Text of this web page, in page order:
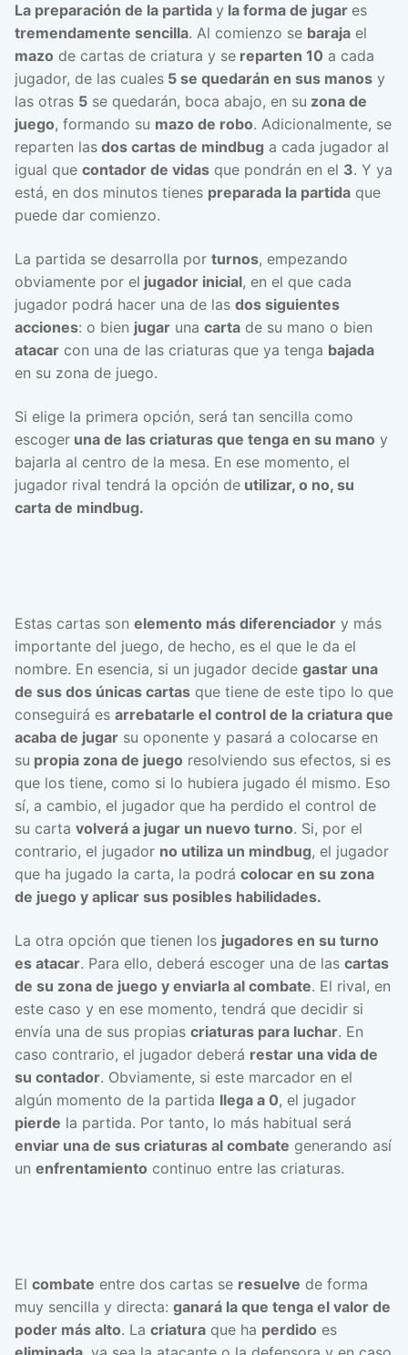
La preparación de la partida y la forma de jugar es
tremendamente sencilla. Al comienzo se baraja el
mazo de cartas de criatura y se reparten 10 a cada
jugador, de las cuales 5 se quedarán en sus manos y
las otras 5 se quedarán, boca abajo, en su zona de
juego, formando su mazo de robo. Adicionalmente, se
reparten las dos cartas de mindbug a cada jugador al
igual que contador de vidas que pondrán en el 3. Y ya
está, en dos minutos tienes preparada la partida que
puede dar comienzo.
La partida se desarrolla por turnos, empezando
obviamente por el jugador inicial, en el que cada
jugador podrá hacer una de las dos siguientes
acciones: o bien jugar una carta de su mano o bien
atacar con una de las criaturas que ya tenga bajada
en su zona de juego.
Si elige la primera opción, será tan sencilla como
escoger una de las criaturas que tenga en su mano y
bajarla al centro de la mesa. En ese momento, el
jugador rival tendrá la opción de utilizar, o no, su
carta de mindbug.
Estas cartas son elemento más diferenciador y más
importante del juego, de hecho, es el que le da el
nombre. En esencia, si un jugador decide gastar una
de sus dos únicas cartas que tiene de este tipo lo que
conseguirá es arrebatarle el control de la criatura que
acaba de jugar su oponente y pasará a colocarse en
su propia zona de juego resolviendo sus efectos, si es
que los tiene, como si lo hubiera jugado él mismo. Eso
sí, a cambio, el jugador que ha perdido el control de
su carta volverá a jugar un nuevo turno. Si, por el
contrario, el jugador no utiliza un mindbug, el jugador
que ha jugado la carta, la podrá colocar en su zona
de juego y aplicar sus posibles habilidades.
La otra opción que tienen los jugadores en su turno
es atacar. Para ello, deberá escoger una de las cartas
de su zona de juego y enviarla al combate. El rival, en
este caso y en ese momento, tendrá que decidir si
envía una de sus propias criaturas para luchar. En
caso contrario, el jugador deberá restar una vida de
su contador. Obviamente, si este marcador en el
algún momento de la partida llega a 0, el jugador
pierde la partida. Por tanto, lo más habitual será
enviar una de sus criaturas al combate generando así
un enfrentamiento continuo entre las criaturas.
El combate entre dos cartas se resuelve de forma
muy sencilla y directa: ganará la que tenga el valor de
poder más alto. La criatura que ha perdido es